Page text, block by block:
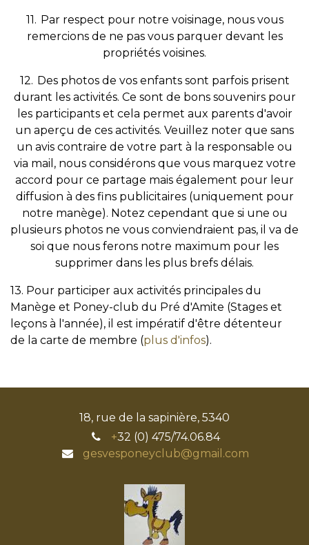
11. Par respect pour notre voisinage, nous vous
remercions de ne pas vous parquer devant les
propriétés voisines.
12. Des photos de vos enfants sont parfois prisent
durant les activités. Ce sont de bons souvenirs pour
les participants et cela permet aux parents d'avoir
un aperçu de ces activités. Veuillez noter que sans
un avis contraire de votre part à la responsable ou
via mail, nous considérons que vous marquez votre
accord pour ce partage mais également pour leur
diffusion à des fins publicitaires (uniquement pour
notre manège). Notez cependant que si une ou
plusieurs photos ne vous conviendraient pas, il va de
soi que nous ferons notre maximum pour les
supprimer dans les plus brefs délais.
13. Pour participer aux activités principales du
Manège et Poney-club du Pré d'Amite (Stages et
leçons à l'année), il est impératif d'être détenteur
de la carte de membre (plus d'infos).
18, rue de la sapinière, 5340
+32 (0) 475/74.06.84
gesvesponeyclub@gmail.com